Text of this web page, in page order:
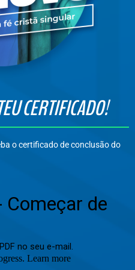
CERTIFICADO!
o certificado de conclusão do